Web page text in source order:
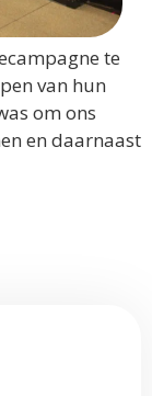
te
van hun
om ons
en daarnaast